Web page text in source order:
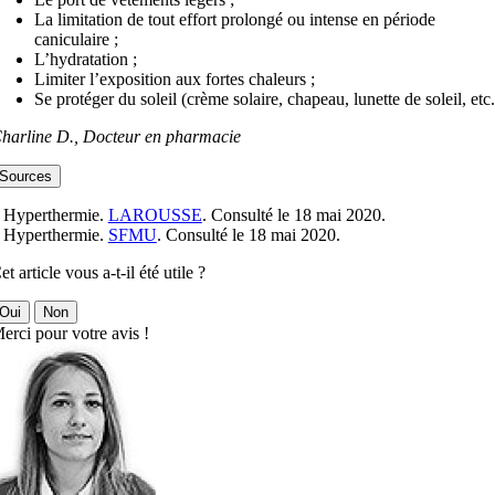
La limitation de tout effort prolongé ou intense en période
caniculaire ;
L’hydratation ;
Limiter l’exposition aux fortes chaleurs ;
Se protéger du soleil (crème solaire, chapeau, lunette de soleil,
D., Docteur en pharmacie
Hyperthermie. LAROUSSE. Consulté le 18 mai 2020.
Hyperthermie. SFMU. Consulté le 18 mai 2020.
article vous a-t-il été utile ?
Non
pour votre avis !